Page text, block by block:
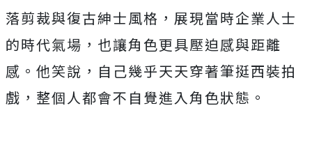
落剪裁與復古紳士風格， 展現當時企業人士
的時代氣場，也讓角色更具壓迫感與距離
感。 他笑說，自己幾乎天天穿著筆挺西裝拍
戲， 整個人都會不自覺進入角色狀態。